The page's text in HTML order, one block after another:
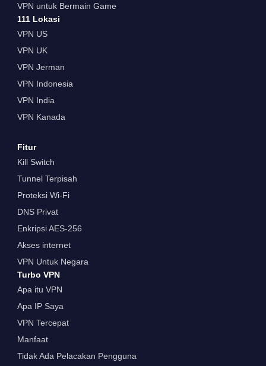
VPN untuk Bermain Game
111 Lokasi
VPN US
VPN UK
VPN Jerman
VPN Indonesia
VPN India
VPN Kanada
Fitur
Kill Switch
Tunnel Terpisah
Proteksi Wi-Fi
DNS Privat
Enkripsi AES-256
Akses internet
VPN Untuk Negara
Turbo VPN
Apa itu VPN
Apa IP Saya
VPN Tercepat
Manfaat
Tidak Ada Pelacakan Pengguna